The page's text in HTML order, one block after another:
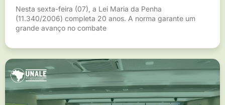
Nesta sexta-feira (07), a Lei Maria da Penha
(11.340/2006) completa 20 anos. A norma garante um
grande avanço no combate